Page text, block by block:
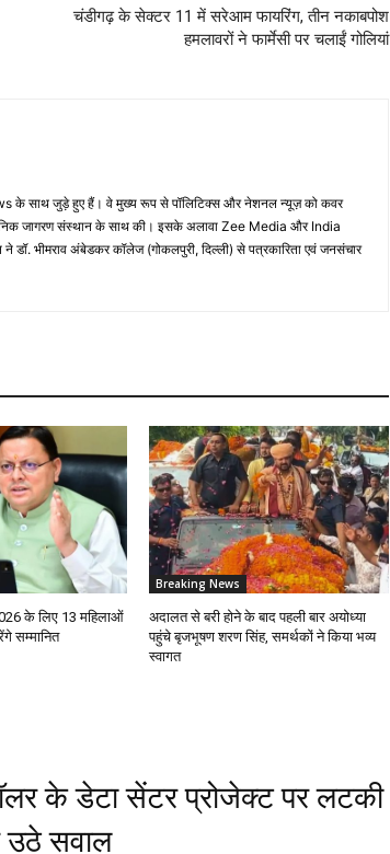
चंडीगढ़ के सेक्टर 11 में सरेआम फायरिंग, तीन नकाबपोश
हमलावरों ने फार्मेसी पर चलाईं गोलियां
के साथ जुड़े हुए हैं। वे मुख्य रूप से पॉलिटिक्स और नेशनल न्यूज़ को कवर
जागरण संस्थान के साथ की। इसके अलावा Zee Media और India
डॉ. भीमराव अंबेडकर कॉलेज (गोकलपुरी, दिल्ली) से पत्रकारिता एवं जनसंचार
के लिए 13 महिलाओं
सम्मानित
Breaking News
अदालत से बरी होने के बाद पहली बार अयोध्या
पहुंचे बृजभूषण शरण सिंह, समर्थकों ने किया भव्य
स्वागत
के डेटा सेंटर प्रोजेक्ट पर लटकी
उठे सवाल